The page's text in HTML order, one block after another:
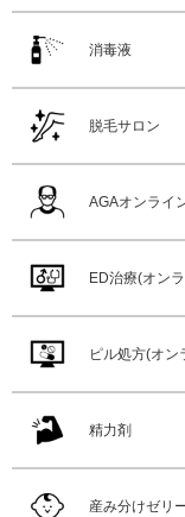
消毒液
脱毛サロン
AGAオンライ
ED治療(オン
ピル処方(オン
精力剤
産み分けゼリ